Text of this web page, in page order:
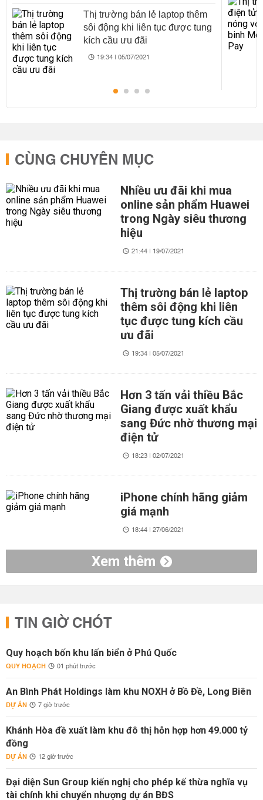
Thị trường bán lẻ laptop thêm
sôi động khi liên tục được tung
kích cầu ưu đãi
19:34 | 05/07/2021
CÙNG CHUYÊN MỤC
Nhiều ưu đãi khi mua
online sản phẩm Huawei
trong Ngày siêu thương
hiệu
21:44 | 19/07/2021
Thị trường bán lẻ laptop
thêm sôi động khi liên
tục được tung kích cầu
ưu đãi
19:34 | 05/07/2021
Hơn 3 tấn vải thiều Bắc
Giang được xuất khẩu
sang Đức nhờ thương mại
điện tử
18:23 | 02/07/2021
iPhone chính hãng giảm
giá mạnh
18:44 | 27/06/2021
Xem thêm
TIN GIỜ CHÓT
Quy hoạch bốn khu lấn biển ở Phú Quốc
QUY HOẠCH 01 phút trước
An Bình Phát Holdings làm khu NOXH ở Bồ Đề, Long Biên
DỰ ÁN 7 giờ trước
Khánh Hòa đề xuất làm khu đô thị hỗn hợp hơn 49.000 tỷ
đồng
DỰ ÁN 12 giờ trước
Đại diện Sun Group kiến nghị cho phép kế thừa nghĩa vụ
tài chính khi chuyển nhượng dự án BĐS